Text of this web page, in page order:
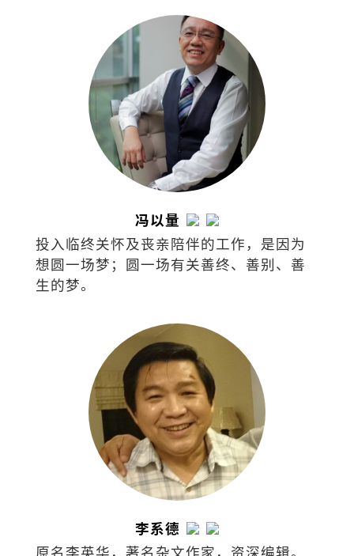
冯以量
投入临终关怀及丧亲陪伴的工作，是因为
想圆一场梦；圆一场有关善终、善别、善
生的梦。
李系德
原名李英华，著名杂文作家，资深编辑。